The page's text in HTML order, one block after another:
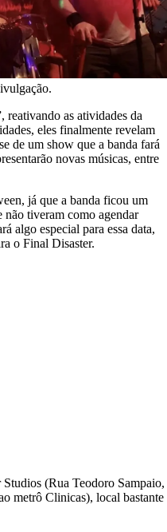
reativando as atividades da
eles finalmente revelam
de um show que a banda fará
novas músicas, entre
já que a banda ficou um
não tiveram como agendar
algo especial para essa data,
o Final Disaster.
(Rua Teodoro Sampaio,
metrô Clinicas), local bastante